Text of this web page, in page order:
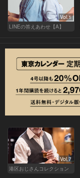
Vol.1
LINEの答えあわせ【A】
Vol.7
港区おじさんコレクション